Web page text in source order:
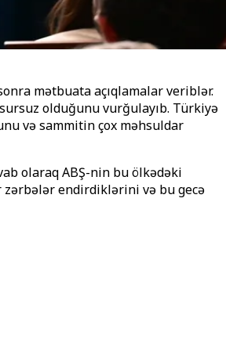
mətbuata açıqlamalar veriblər.
olduğunu vurğulayıb. Türkiyə
və sammitin çox məhsuldar
olaraq ABŞ-nin bu ölkədəki
zərbələr endirdiklərini və bu gecə